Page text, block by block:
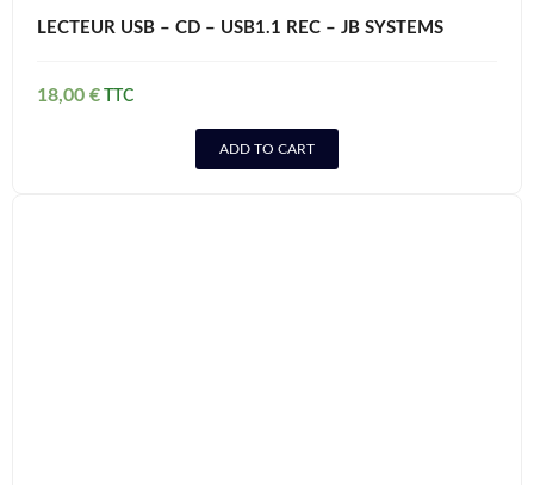
LECTEUR USB – CD – USB1.1 REC – JB SYSTEMS
18,00 €
ADD TO CART